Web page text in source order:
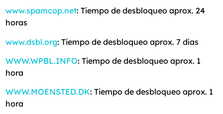
www.spamcop.net: Tiempo de desbloqueo aprox. 24
horas
www.dsbl.org: Tiempo de desbloqueo aprox. 7 días
WWW.WPBL.INFO: Tiempo de desbloqueo aprox. 1
hora
WWW.MOENSTED.DK: Tiempo de desbloqueo aprox. 1
hora